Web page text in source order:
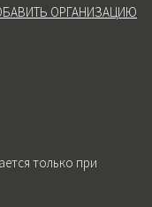
ОРГАНИЗАЦИЮ
только при